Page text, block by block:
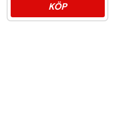
KÖP